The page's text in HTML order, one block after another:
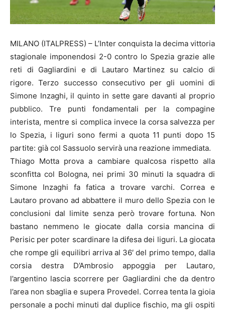
MILANO (ITALPRESS) – L’Inter conquista la decima vittoria
stagionale imponendosi 2-0 contro lo Spezia grazie alle
reti di Gagliardini e di Lautaro Martinez su calcio di
rigore. Terzo successo consecutivo per gli uomini di
Simone Inzaghi, il quinto in sette gare davanti al proprio
pubblico. Tre punti fondamentali per la compagine
interista, mentre si complica invece la corsa salvezza per
lo Spezia, i liguri sono fermi a quota 11 punti dopo 15
partite: già col Sassuolo servirà una reazione immediata.
Thiago Motta prova a cambiare qualcosa rispetto alla
sconfitta col Bologna, nei primi 30 minuti la squadra di
Simone Inzaghi fa fatica a trovare varchi. Correa e
Lautaro provano ad abbattere il muro dello Spezia con le
conclusioni dal limite senza però trovare fortuna. Non
bastano nemmeno le giocate dalla corsia mancina di
Perisic per poter scardinare la difesa dei liguri. La giocata
che rompe gli equilibri arriva al 36′ del primo tempo, dalla
corsia destra D’Ambrosio appoggia per Lautaro,
l’argentino lascia scorrere per Gagliardini che da dentro
l’area non sbaglia e supera Provedel. Correa tenta la gioia
personale a pochi minuti dal duplice fischio, ma gli ospiti